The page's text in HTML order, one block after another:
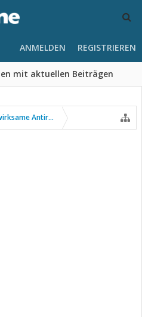
mit aktuellen Beiträgen
ANMELDEN REGISTRIEREN
Antirheumatika